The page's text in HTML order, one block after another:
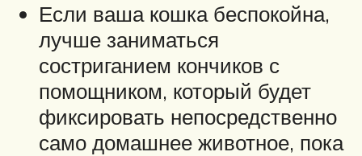
Если ваша кошка беспокойна,
лучше заниматься
состриганием кончиков с
помощником, который будет
фиксировать непосредственно
само домашнее животное, пока